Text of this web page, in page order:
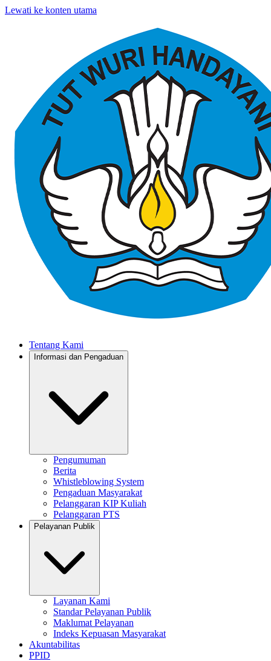
Lewati ke konten utama
Tentang Kami
Informasi dan Pengaduan
Pengumuman
Berita
Whistleblowing System
Pengaduan Masyarakat
Pelanggaran KIP Kuliah
Pelanggaran PTS
Pelayanan Publik
Layanan Kami
Standar Pelayanan Publik
Maklumat Pelayanan
Indeks Kepuasan Masyarakat
Akuntabilitas
PPID